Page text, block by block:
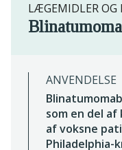
LÆGEMIDLER OG
ANVENDELSE
som en del
af voksne
Philadelphia-